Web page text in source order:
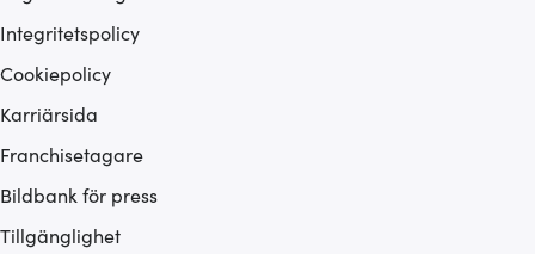
Integritetspolicy
Cookiepolicy
Karriärsida
Franchisetagare
Bildbank för press
Tillgänglighet